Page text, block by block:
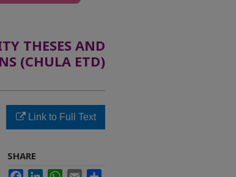
THESES AND
(CHULA ETD)
Link to Full Text
SHARE
FacebookLinkedInWhatsApp
Email